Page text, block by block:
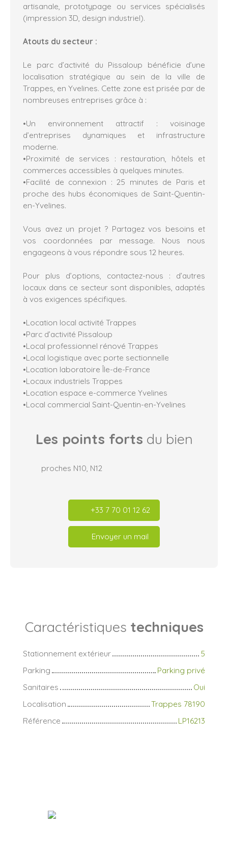
artisanale, prototypage ou services spécialisés
(impression 3D, design industriel).
Atouts du secteur :
Le parc d’activité du Pissaloup bénéficie d’une
localisation stratégique au sein de la ville de
Trappes, en Yvelines. Cette zone est prisée par de
nombreuses entreprises grâce à :
•Un environnement attractif : voisinage
d’entreprises dynamiques et infrastructure
moderne.
•Proximité de services : restauration, hôtels et
commerces accessibles à quelques minutes.
•Facilité de connexion : 25 minutes de Paris et
proche des hubs économiques de Saint-Quentin-
en-Yvelines.
Vous avez un projet ? Partagez vos besoins et
vos coordonnées par message. Nous nous
engageons à vous répondre sous 12 heures.
Pour plus d’options, contactez-nous : d’autres
locaux dans ce secteur sont disponibles, adaptés
à vos exigences spécifiques.
•Location local activité Trappes
•Parc d’activité Pissaloup
•Local professionnel rénové Trappes
•Local logistique avec porte sectionnelle
•Location laboratoire Île-de-France
•Locaux industriels Trappes
•Location espace e-commerce Yvelines
•Local commercial Saint-Quentin-en-Yvelines
Les points forts du bien
proches N10, N12
+33 7 70 01 12 62
Envoyer un mail
Caractéristiques techniques
Stationnement extérieur
5
Parking
Parking privé
Sanitaires
Oui
Localisation
Trappes 78190
Référence
LP16213